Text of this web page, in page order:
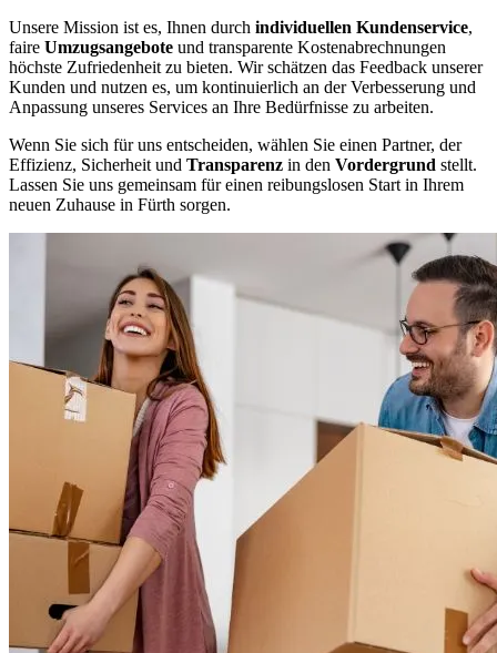
Unsere Mission ist es, Ihnen durch individuellen Kundenservice,
faire Umzugsangebote und transparente Kostenabrechnungen
höchste Zufriedenheit zu bieten. Wir schätzen das Feedback unserer
Kunden und nutzen es, um kontinuierlich an der Verbesserung und
Anpassung unseres Services an Ihre Bedürfnisse zu arbeiten.
Wenn Sie sich für uns entscheiden, wählen Sie einen Partner, der
Effizienz, Sicherheit und Transparenz in den Vordergrund stellt.
Lassen Sie uns gemeinsam für einen reibungslosen Start in Ihrem
neuen Zuhause in Fürth sorgen.